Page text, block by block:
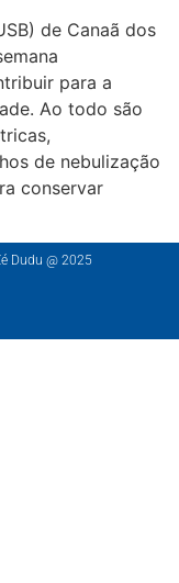
de Canaã dos
para a
Ao todo são
de nebulização
conservar
Dudu @ 2025